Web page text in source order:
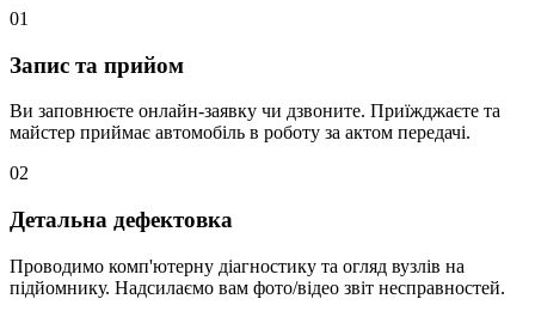
01
Запис та прийом
Ви заповнюєте онлайн-заявку чи дзвоните. Приїжджаєте та
майстер приймає автомобіль в роботу за актом передачі.
02
Детальна дефектовка
Проводимо комп'ютерну діагностику та огляд вузлів на
підйомнику. Надсилаємо вам фото/відео звіт несправностей.